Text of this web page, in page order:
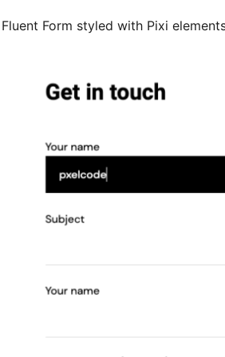
Fluent Form styled with Pixi